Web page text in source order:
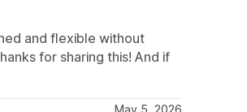
and flexible without
for sharing this! And if
May 5, 2026